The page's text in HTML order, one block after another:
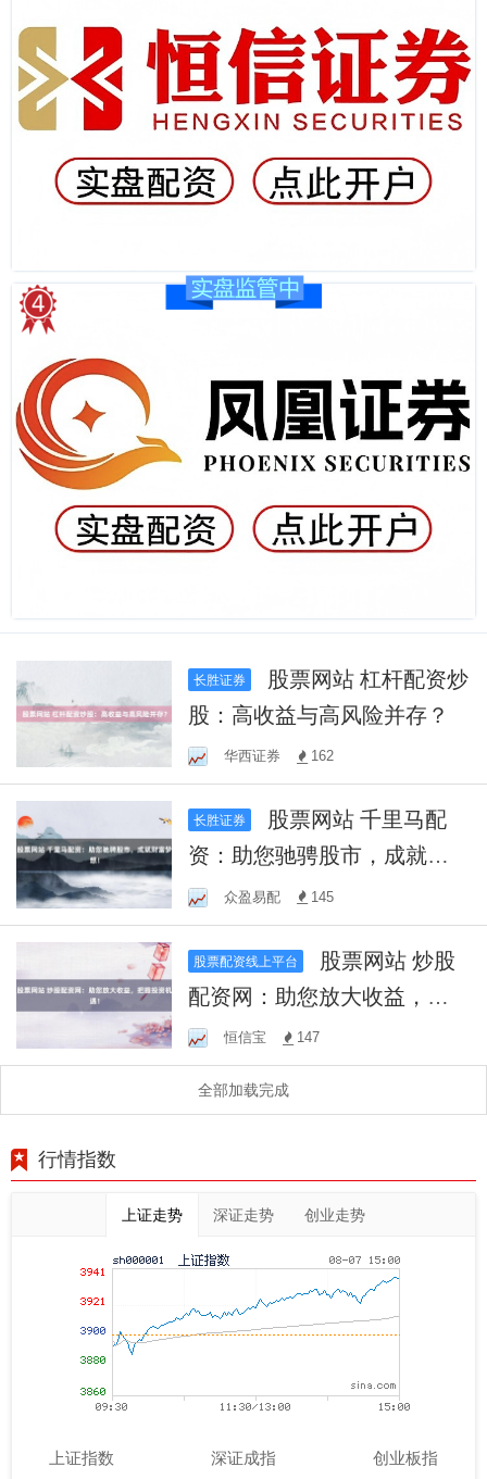
长胜证券
股：高收益与高风险并存？
华西证券 162
长胜证券
资：助您驰骋股市，成就财
富梦想！
众盈易配 145
股票配资线上平台
配资网：助您放大收益，把
握投资机遇！
恒信宝 147
全部加载完成
行情指数
上证走势 深证走势 创业走势
上证指数 深证成指 创业板指